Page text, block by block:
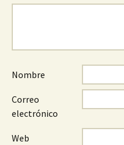
Nombre
Correo
electrónico
Web